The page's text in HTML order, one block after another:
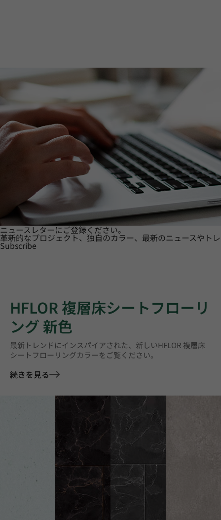
ニュースレターにご登録ください。
革新的なプロジェクト、独自のカラー、最新のニュースやト
Subscribe
HFLOR 複層床シートフローリ
ング 新色
最新トレンドにインスパイアされた、新しいHFLOR 複層床
シートフローリングカラーをご覧ください。
続きを見る